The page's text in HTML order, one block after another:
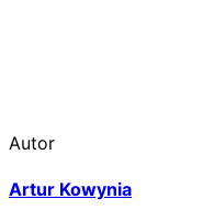
Autor
Artur Kowynia